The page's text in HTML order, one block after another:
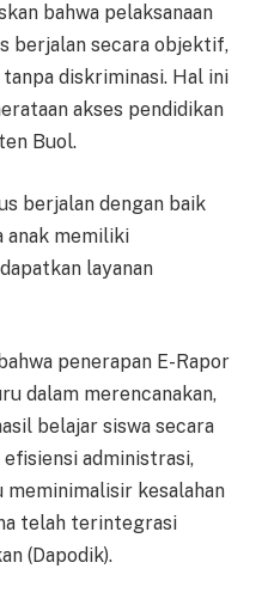
bahwa pelaksanaan
berjalan secara objektif,
diskriminasi. Hal ini
akses pendidikan
Buol.
berjalan dengan baik
anak memiliki
layanan
penerapan E-Rapor
dalam merencanakan,
belajar siswa secara
administrasi,
kesalahan
telah terintegrasi
(Dapodik).